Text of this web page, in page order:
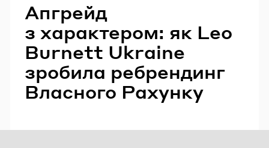
Апгрейд
з характером: як Leo
Burnett Ukraine
зробила ребрендинг
Власного Рахунку